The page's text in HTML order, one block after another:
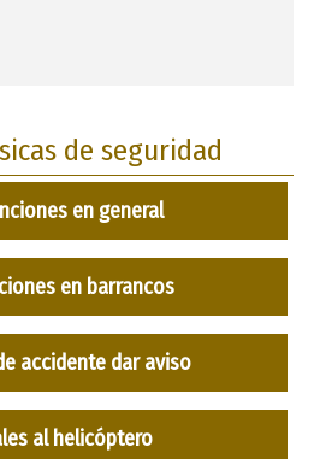
de seguridad
en general
en barrancos
accidente dar aviso
al helicóptero